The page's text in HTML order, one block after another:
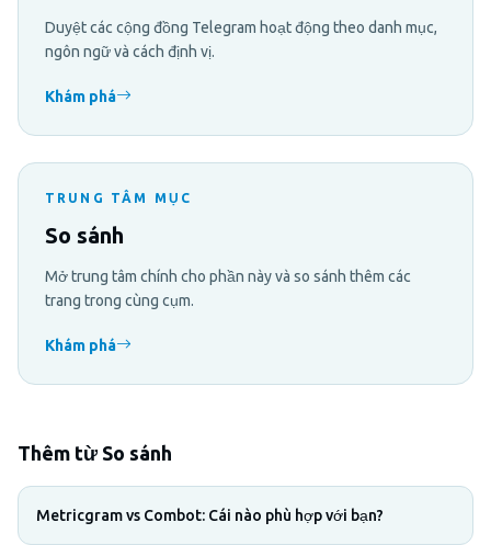
Duyệt các cộng đồng Telegram hoạt động theo danh mục,
ngôn ngữ và cách định vị.
Khám phá
TRUNG TÂM MỤC
So sánh
Mở trung tâm chính cho phần này và so sánh thêm các
trang trong cùng cụm.
Khám phá
Thêm từ So sánh
Metricgram vs Combot: Cái nào phù hợp với bạn?